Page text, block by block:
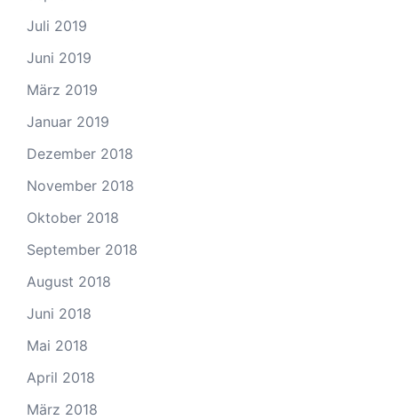
Juli 2019
Juni 2019
März 2019
Januar 2019
Dezember 2018
November 2018
Oktober 2018
September 2018
August 2018
Juni 2018
Mai 2018
April 2018
März 2018